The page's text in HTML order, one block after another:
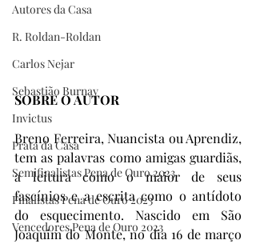
Autores da Casa
R. Roldan-Roldan
Carlos Nejar
Sebastião Burnay
Invictus
Prata da Casa
Semifinalistas Pena de Ouro 2023
Finalistas Pena de Ouro 2023
Vencedores Pena de Ouro 2023
SOBRE O AUTOR
Breno Ferreira, Nuancista ou Aprendiz,
tem as palavras como amigas guardiãs,
a leitura como o maior de seus
fascínios e a escrita como o antídoto
do esquecimento. Nascido em São
Joaquim do Monte, no dia 16 de março